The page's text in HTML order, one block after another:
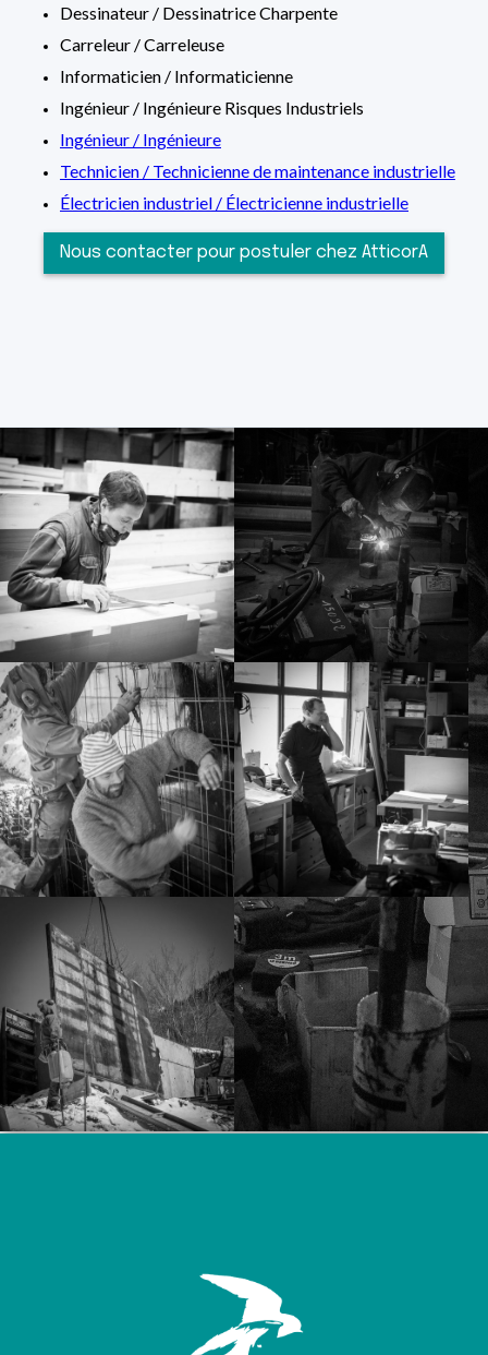
Dessinateur / Dessinatrice Charpente
Carreleur / Carreleuse
Informaticien / Informaticienne
Ingénieur / Ingénieure Risques Industriels
Ingénieur / Ingénieure
Technicien / Technicienne de maintenance industrielle
Électricien industriel / Électricienne industrielle
Nous contacter pour postuler chez AtticorA